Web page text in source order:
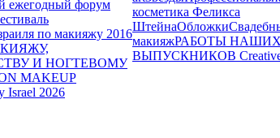
ежегодный форум
по макияжу 2016
И НОГТЕВОМУ
MAKEUP
Israel 2026
косметика Феликса
ШтейнаОбложки
макияжРАБОТЫ НАШИХ
ВЫПУСКНИКОВ